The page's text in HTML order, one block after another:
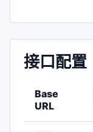
接口配置
Base
URL